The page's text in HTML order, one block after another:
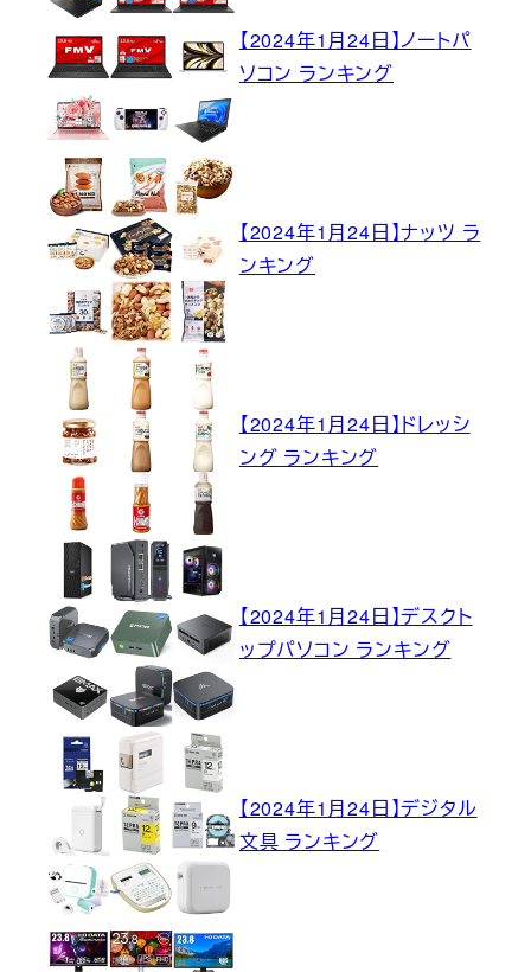
【2024年1月24日】ノートパ
ソコン ランキング
【2024年1月24日】ナッツ ラ
ンキング
【2024年1月24日】ドレッシ
ング ランキング
【2024年1月24日】デスクト
ップパソコン ランキング
【2024年1月24日】デジタル
文具 ランキング